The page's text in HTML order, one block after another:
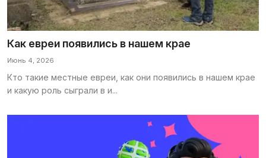
Иудаизм
Архивы
Галерея
Как евреи появились в нашем крае
Июнь 4, 2026
Кто такие местные евреи, как они появились в нашем крае
и какую роль сыграли в и...